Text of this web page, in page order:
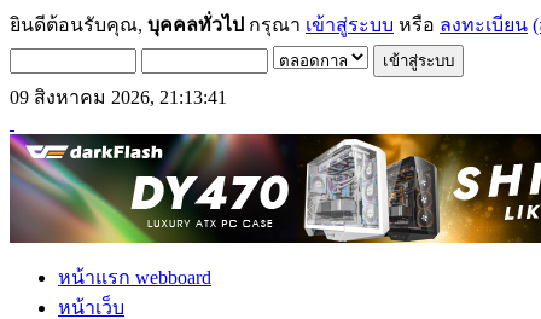
ยินดีต้อนรับคุณ, บุคคลทั่วไป กรุณา เข้าสู่ระบบ หรือ ลงทะเบียน
09 สิงหาคม 2026, 21:13:41
หน้าแรก webboard
หน้าเว็บ